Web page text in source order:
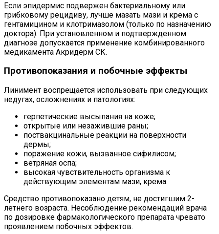
Если эпидермис подвержен бактериальному или
грибковому рецидиву, лучше мазать мази и крема с
гентамицином и клотримазолом (только по назначению
доктора). При установленном и подтвержденном
диагнозе допускается применение комбинированного
медикамента Акридерм СК.
Противопоказания и побочные эффекты
Линимент воспрещается использовать при следующих
недугах, осложнениях и патологиях:
герпетические высыпания на коже;
открытые или незажившие раны;
поствакцинальные реакции на поверхности
дермы;
поражение кожи, вызванное сифилисом;
ветряная оспа;
высокая чувствительность организма к
действующим элементам мази, крема.
Средство противопоказано детям, не достигшим 2-
летнего возраста. Несоблюдение рекомендаций врача
по дозировке фармакологического препарата чревато
проявлением побочных эффектов.